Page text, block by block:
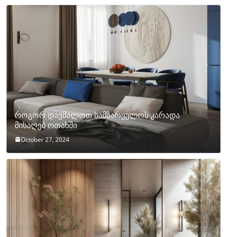
როგორ დავმალოთ სამზარეულოს კარადა
მისაღებ ოთახში
October 27, 2024